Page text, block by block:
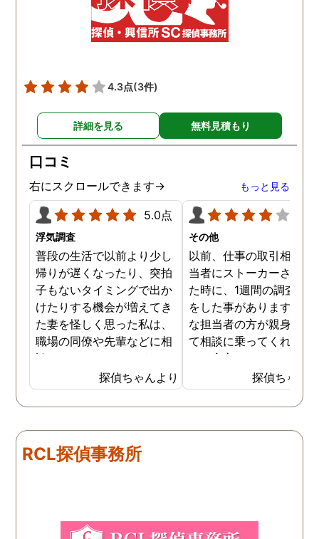
4.3点(3件)
詳細を見る 無料見積もり
口コミ
右にスクロールできます→ もっと見る
5.0点
浮気調査
普段の生活で以前より少し
帰りが遅くなったり、突拍
子もないタイミングで出か
けたりする機会が増えてき
た妻を怪しく思った私は、
職場の同僚や先輩などに相
談していました。 そういっ
た相談の回答の一つに調査
を依頼することを勧めら
れ、私は一度相談してみま
に見積もりをもらったとこ
ろ、それほど財布への負担
複雑ですが感謝していま
探偵ちゃんより
その他
以前、仕事の取引相手の
当者にストーカーされて
た時に、1週間の調査依頼
をした事があります。親
な担当者の方が親身にな
て相談に乗ってくれたた
め、安心しました。同じ
うな被害に遭う可能性も
慮し、引越しましたので
もう大丈夫かと思います
探偵ちゃん
RCL探偵事務所